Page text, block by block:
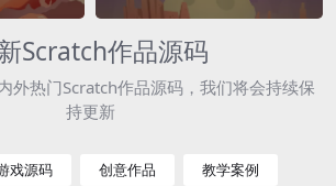
Scratch作品源码
外热门Scratch作品源码，我们将会持续保
持更新
戏源码 创意作品 教学案例